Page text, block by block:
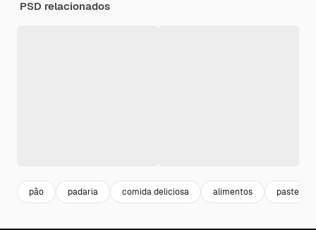
PSD relacionados
pão padaria comida deliciosa alimentos pastelaria